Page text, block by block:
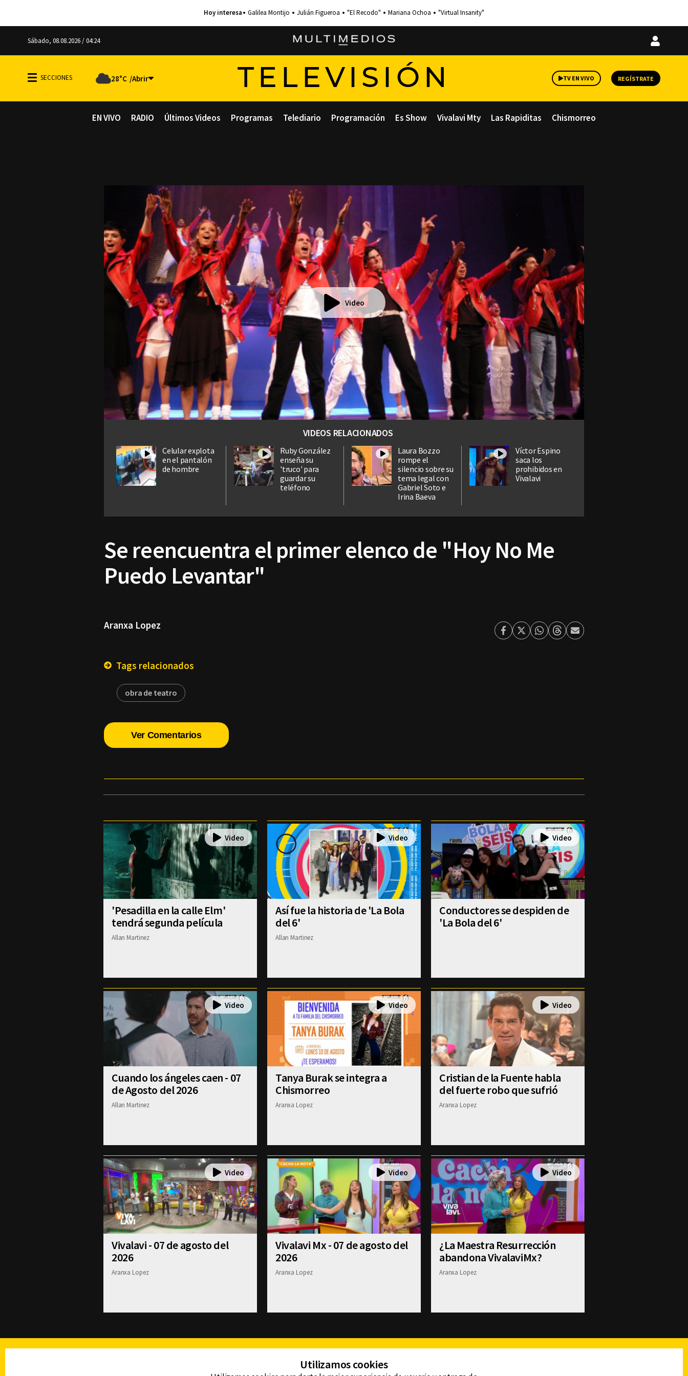
Galilea Montijo Julián Figueroa "El Recodo" Mariana Ochoa "Virtual Insanity"
Sábado, 08.08.2026 / 04:24
Iniciar
28°C TELEVISIÓN TV EN VIVO REGÍSTRATE
EN VIVO RADIO Últimos Videos Programas Telediario Programación Es Show Vivalavi Mty Las Rapiditas Chismorreo
Video
VIDEOS RELACIONADOS
Celular explota
en el pantalón
de hombre
Ruby González
enseña su
'truco' para
guardar su
teléfono
Laura Bozzo
rompe el
silencio sobre su
tema legal con
Gabriel Soto e
Irina Baeva
Víctor Espino
saca los
prohibidos en
Vivalavi
Se reencuentra el primer elenco de "Hoy No Me
Puedo Levantar"
Aranxa Lopez
Facebook
TwitterWhatsapp
ThreadsEnviar
Tags relacionados
obra de teatro
Ver Comentarios
'Pesadilla en la calle Elm'
tendrá segunda película
Allan Martinez
Así fue la historia de 'La Bola
del 6'
Allan Martinez
Conductores se despiden de
'La Bola del 6'
Cuando los ángeles caen - 07
de Agosto del 2026
Allan Martinez
Tanya Burak se integra a
Chismorreo
Aranxa Lopez
Cristian de la Fuente habla
del fuerte robo que sufrió
Aranxa Lopez
Vivalavi - 07 de agosto del
2026
Aranxa Lopez
Vivalavi Mx - 07 de agosto del
2026
Aranxa Lopez
¿La Maestra Resurrección
abandona VivalaviMx?
Aranxa Lopez
Utilizamos cookies